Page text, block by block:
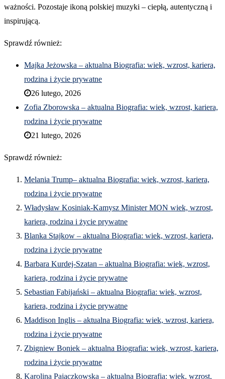
ważności. Pozostaje ikoną polskiej muzyki – ciepłą, autentyczną i
inspirującą.
Sprawdź również:
Majka Jeżowska – aktualna Biografia: wiek, wzrost, kariera,
rodzina i życie prywatne
26 lutego, 2026
Zofia Zborowska – aktualna Biografia: wiek, wzrost, kariera,
rodzina i życie prywatne
21 lutego, 2026
Sprawdź również:
Melania Trump– aktualna Biografia: wiek, wzrost, kariera,
rodzina i życie prywatne
Władysław Kosiniak-Kamysz Minister MON wiek, wzrost,
kariera, rodzina i życie prywatne
Blanka Stajkow – aktualna Biografia: wiek, wzrost, kariera,
rodzina i życie prywatne
Barbara Kurdej-Szatan – aktualna Biografia: wiek, wzrost,
kariera, rodzina i życie prywatne
Sebastian Fabijański – aktualna Biografia: wiek, wzrost,
kariera, rodzina i życie prywatne
Maddison Inglis – aktualna Biografia: wiek, wzrost, kariera,
rodzina i życie prywatne
Zbigniew Boniek – aktualna Biografia: wiek, wzrost, kariera,
rodzina i życie prywatne
Karolina Pajączkowska – aktualna Biografia: wiek, wzrost,